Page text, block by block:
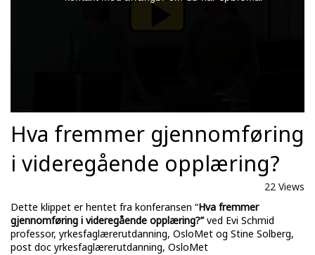
Hva fremmer gjennomføring
i videregående opplæring?
22 Views
Dette klippet er hentet fra konferansen “Hva fremmer
gjennomføring i videregående opplæring?”ved Evi Schmid
professor, yrkesfaglærerutdanning, OsloMet og Stine Solberg,
post doc yrkesfaglærerutdanning, OsloMet